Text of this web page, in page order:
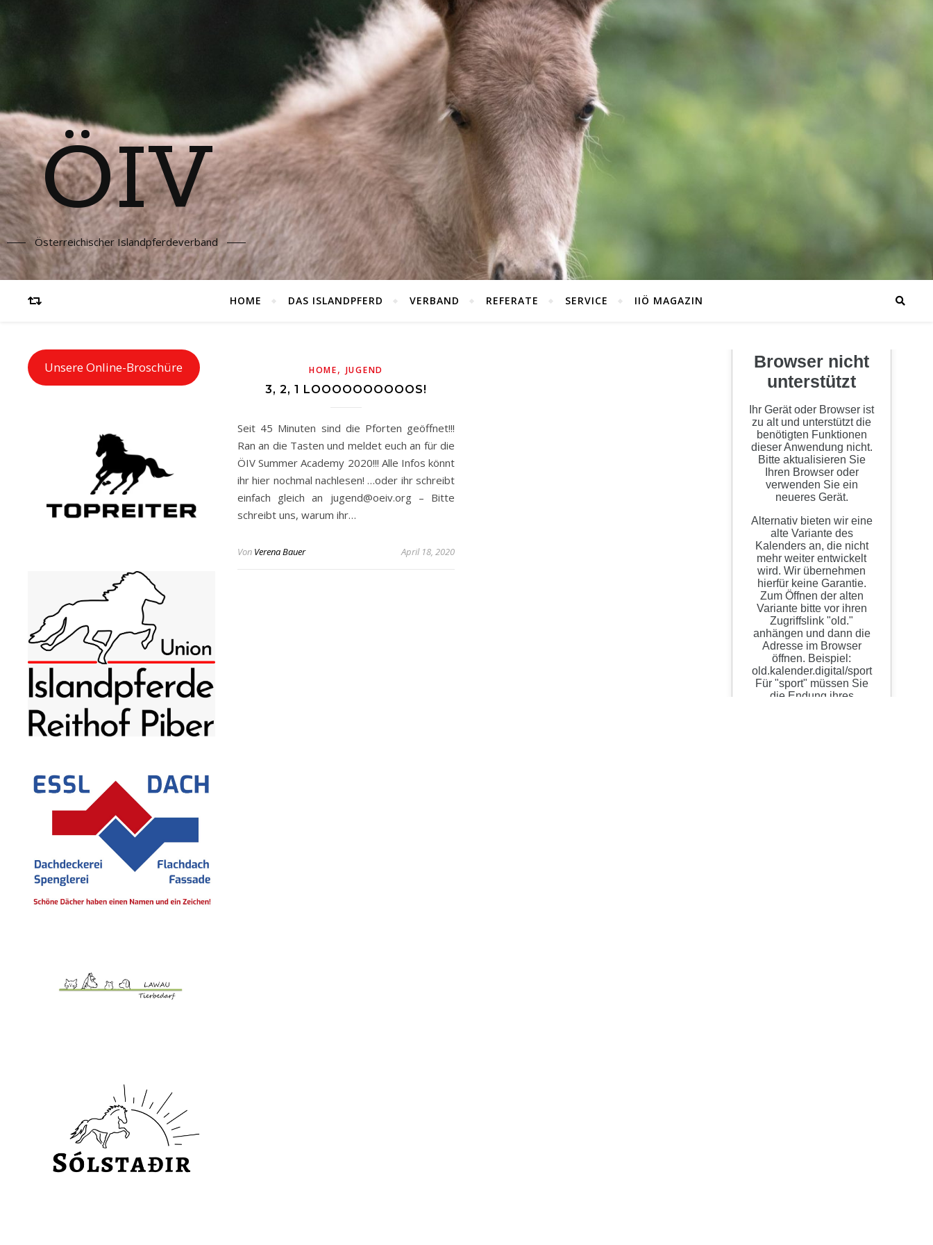
ÖIV
Österreichischer Islandpferdeverband
HOME DAS ISLANDPFERD VERBAND REFERATE SERVICE IIÖ MAGAZIN
Unsere Online-Broschüre HOME, JUGEND
3, 2, 1 LOOOOOOOOOOS!
Seit 45 Minuten sind die Pforten geöffnet!!!
Ran an die Tasten und meldet euch an für die
ÖIV Summer Academy 2020!!! Alle Infos könnt
ihr hier nochmal nachlesen! …oder ihr schreibt
einfach gleich an jugend@oeiv.org – Bitte
schreibt uns, warum ihr…
Von Verena Bauer April 18, 2020